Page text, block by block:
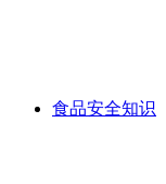
食品安全知识